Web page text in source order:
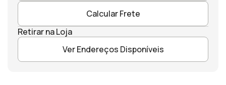
Calcular Frete
Retirar na Loja
Ver Endereços Disponíveis